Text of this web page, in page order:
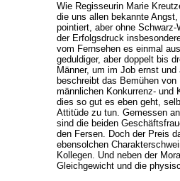
Wie Regisseurin Marie
die uns allen bekannte Angst,
pointiert, aber ohne
der Erfolgsdruck
vom Fernsehen es einmal
geduldiger, aber doppelt bis
Männer, um im Job ernst
beschreibt das Bemühen
männlichen Konkurrenz- und
dies so gut es eben geht,
Attitüde zu tun. Gemessen
sind die beiden
den Fersen. Doch der Preis
ebensolchen
Kollegen. Und neben der
Gleichgewicht und die